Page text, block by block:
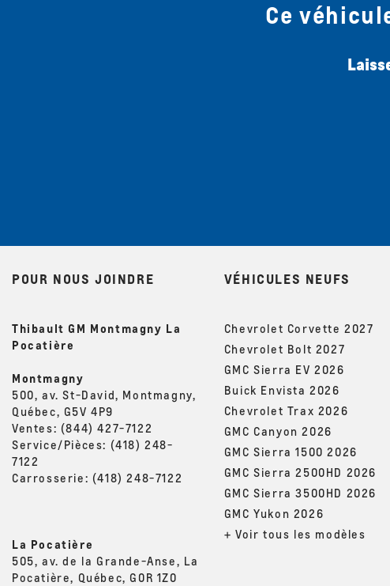
Ce
POUR NOUS JOINDRE
Thibault GM Montmagny La
Pocatière
Montmagny
500, av. St-David, Montmagny,
Québec, G5V 4P9
Ventes: (844) 427-7122
Service/Pièces: (418) 248-
7122
Carrosserie: (418) 248-7122
La Pocatière
505, av. de la Grande-Anse, La
Pocatière, Québec, G0R 1Z0
VÉHICULES NEUFS
Chevrolet Corvette 2027
Chevrolet Bolt 2027
GMC Sierra EV 2026
Buick Envista 2026
Chevrolet Trax 2026
GMC Canyon 2026
GMC Sierra 1500 2026
GMC Sierra 2500HD 2026
GMC Sierra 3500HD 2026
GMC Yukon 2026
+ Voir tous les modèles